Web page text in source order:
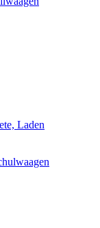
Laden